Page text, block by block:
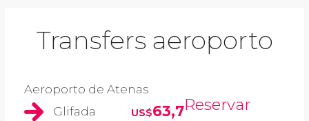
Transfers aeroporto
Aeroporto de Atenas
Glifada
US$63,7Reservar